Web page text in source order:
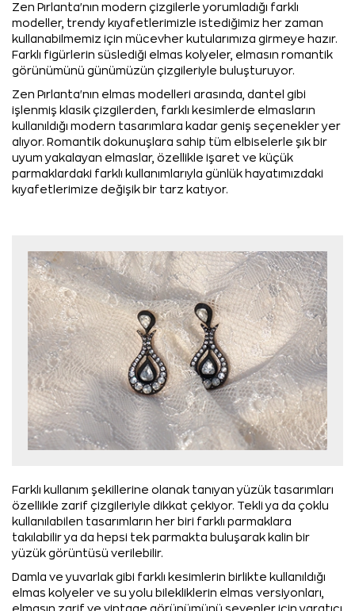
Zen Pırlanta'nın modern çizgilerle yorumladığı farklı
modeller, trendy kıyafetlerimizle istediğimiz her zaman
kullanabilmemiz için mücevher kutularımıza girmeye hazır.
Farklı figürlerin süslediği elmas kolyeler, elmasın romantik
görünümünü günümüzün çizgileriyle buluşturuyor.
Zen Pırlanta'nın elmas modelleri arasında, dantel gibi
işlenmiş klasik çizgilerden, farklı kesimlerde elmasların
kullanıldığı modern tasarımlara kadar geniş seçenekler yer
alıyor. Romantik dokunuşlara sahip tüm elbiselerle şık bir
uyum yakalayan elmaslar, özellikle işaret ve küçük
parmaklardaki farklı kullanımlarıyla günlük hayatımızdaki
kıyafetlerimize değişik bir tarz katıyor.
Farklı kullanım şekillerine olanak tanıyan yüzük tasarımları
özellikle zarif çizgileriyle dikkat çekiyor. Tekli ya da çoklu
kullanılabilen tasarımların her biri farklı parmaklara
takılabilir ya da hepsi tek parmakta buluşarak kalin bir
yüzük görüntüsü verilebilir.
Damla ve yuvarlak gibi farklı kesimlerin birlikte kullanıldığı
elmas kolyeler ve su yolu bilekliklerin elmas versiyonları,
elmasın zarif ve vintage görünümünü sevenler için yaratıcı